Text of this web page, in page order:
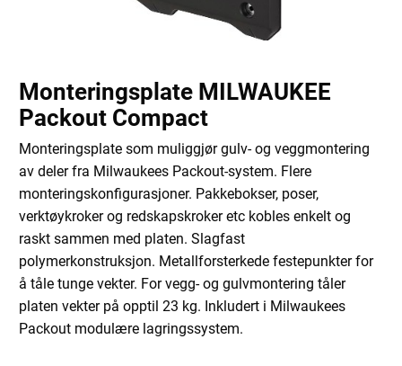
Monteringsplate MILWAUKEE
Packout Compact
Monteringsplate som muliggjør gulv- og veggmontering
av deler fra Milwaukees Packout-system. Flere
monteringskonfigurasjoner. Pakkebokser, poser,
verktøykroker og redskapskroker etc kobles enkelt og
raskt sammen med platen. Slagfast
polymerkonstruksjon. Metallforsterkede festepunkter for
å tåle tunge vekter. For vegg- og gulvmontering tåler
platen vekter på opptil 23 kg. Inkludert i Milwaukees
Packout modulære lagringssystem.